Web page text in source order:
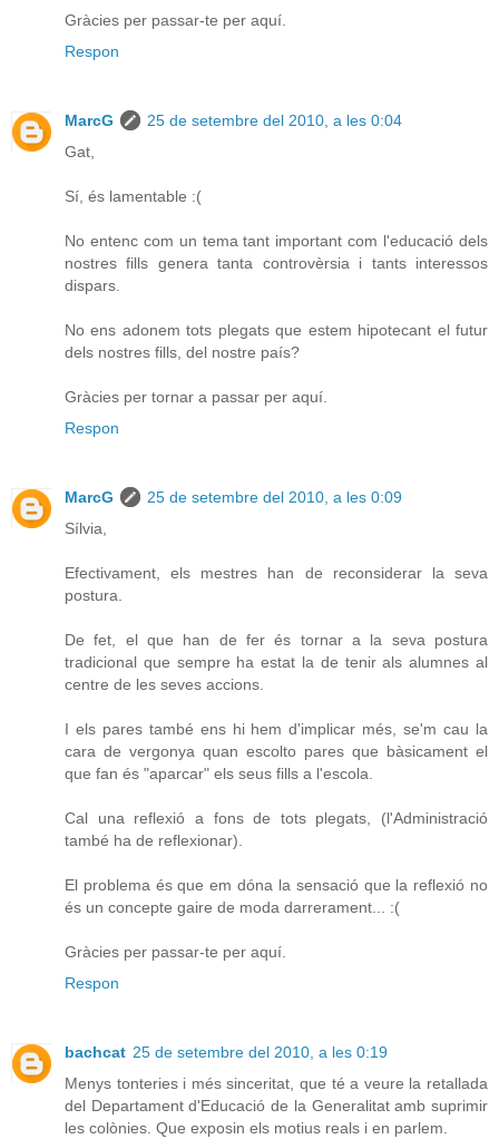
Gràcies per passar-te per aquí.
Respon
MarcG
25 de setembre del 2010, a les 0:04
Gat,
Sí, és lamentable :(
No entenc com un tema tant important com l'educació dels
nostres fills genera tanta controvèrsia i tants interessos
dispars.
No ens adonem tots plegats que estem hipotecant el futur
dels nostres fills, del nostre país?
Gràcies per tornar a passar per aquí.
Respon
MarcG
25 de setembre del 2010, a les 0:09
Sílvia,
Efectivament, els mestres han de reconsiderar la seva
postura.
De fet, el que han de fer és tornar a la seva postura
tradicional que sempre ha estat la de tenir als alumnes al
centre de les seves accions.
I els pares també ens hi hem d'implicar més, se'm cau la
cara de vergonya quan escolto pares que bàsicament el
que fan és "aparcar" els seus fills a l'escola.
Cal una reflexió a fons de tots plegats, (l'Administració
també ha de reflexionar).
El problema és que em dóna la sensació que la reflexió no
és un concepte gaire de moda darrerament... :(
Gràcies per passar-te per aquí.
Respon
bachcat 25 de setembre del 2010, a les 0:19
Menys tonteries i més sinceritat, que té a veure la retallada
del Departament d'Educació de la Generalitat amb suprimir
les colònies. Que exposin els motius reals i en parlem.